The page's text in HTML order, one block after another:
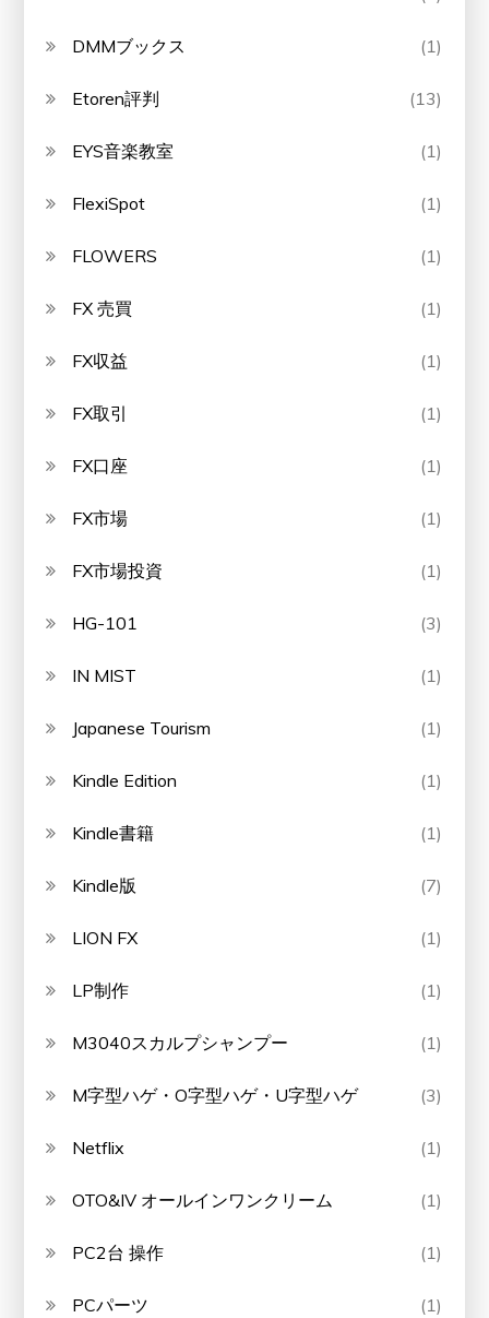
DMMブックス (1)
Etoren評判 (13)
EYS音楽教室 (1)
FlexiSpot (1)
FLOWERS (1)
FX 売買 (1)
FX収益 (1)
FX取引 (1)
FX口座 (1)
FX市場 (1)
FX市場投資 (1)
HG-101 (3)
IN MIST (1)
Japanese Tourism (1)
Kindle Edition (1)
Kindle書籍 (1)
Kindle版 (7)
LION FX (1)
LP制作 (1)
M3040スカルプシャンプー (1)
M字型ハゲ・O字型ハゲ・U字型ハゲ (3)
Netflix (1)
OTO&IV オールインワンクリーム (1)
PC2台 操作 (1)
PCパーツ (1)